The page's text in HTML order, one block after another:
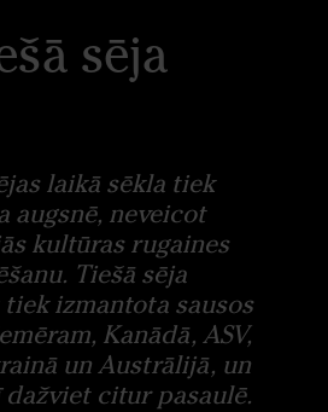
sēja
laikā sēkla tiek
augsnē, neveicot
kultūras rugaines
Tiešā sēja
izmantota sausos
Kanādā, ASV,
un Austrālijā, un
citur pasaulē.